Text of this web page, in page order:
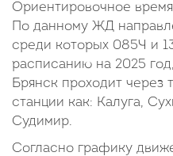
Ориентировочное
По данному ЖД
среди которых 085Ч и
расписанию на 2025
Брянск проходит через
станции как: Калуга,
Судимир.
Согласно графику